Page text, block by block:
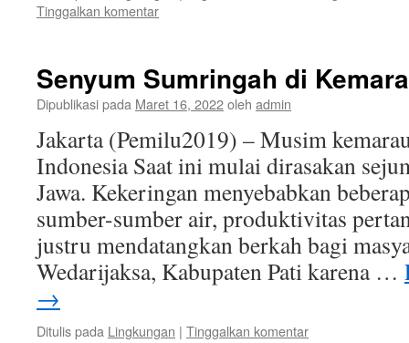
Tinggalkan komentar
Senyum Sumringah di
Dipublikasi pada Maret 16, 2022oleh admin
Jakarta (Pemilu2019) – Musim
Indonesia Saat ini mulai dirasakan
Jawa. Kekeringan menyebabkan
sumber-sumber air, produktivitas
justru mendatangkan berkah bagi
Wedarijaksa, Kabupaten Pati karena …
→
Ditulis pada Lingkungan | Tinggalkan komentar